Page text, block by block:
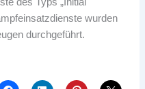
wurden
durchgeführt.